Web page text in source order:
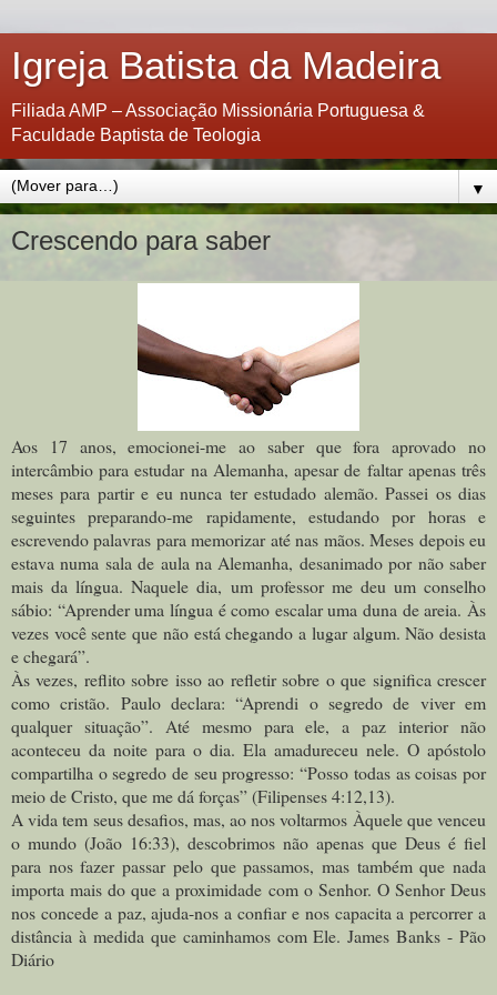
Igreja Batista da Madeira
Filiada AMP – Associação Missionária Portuguesa &
Faculdade Baptista de Teologia
▼
Crescendo para saber
Aos 17 anos, emocionei-me ao saber que fora aprovado no
intercâmbio para estudar na Alemanha, apesar de faltar apenas três
meses para partir e eu nunca ter estudado alemão. Passei os dias
seguintes preparando-me rapidamente, estudando por horas e
escrevendo palavras para memorizar até nas mãos. Meses depois eu
estava numa sala de aula na Alemanha, desanimado por não saber
mais da língua. Naquele dia, um professor me deu um conselho
sábio: “Aprender uma língua é como escalar uma duna de areia. Às
vezes você sente que não está chegando a lugar algum. Não desista
e chegará”.
Às vezes, reflito sobre isso ao refletir sobre o que significa crescer
como cristão. Paulo declara: “Aprendi o segredo de viver em
qualquer situação”. Até mesmo para ele, a paz interior não
aconteceu da noite para o dia. Ela amadureceu nele. O apóstolo
compartilha o segredo de seu progresso: “Posso todas as coisas por
meio de Cristo, que me dá forças” (Filipenses 4:12,13).
A vida tem seus desafios, mas, ao nos voltarmos Àquele que venceu
o mundo (João 16:33), descobrimos não apenas que Deus é fiel
para nos fazer passar pelo que passamos, mas também que nada
importa mais do que a proximidade com o Senhor. O Senhor Deus
nos concede a paz, ajuda-nos a confiar e nos capacita a percorrer a
distância à medida que caminhamos com Ele. James Banks - Pão
Diário